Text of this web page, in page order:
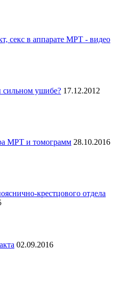
секс в аппарате МРТ - видео
сильном ушибе? 17.12.2012
МРТ и томограмм 28.10.2016
крестцового отдела
02.09.2016